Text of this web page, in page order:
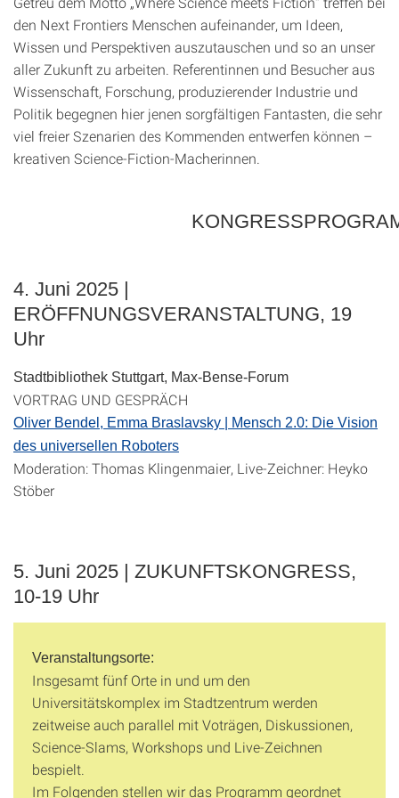
den Next Frontiers Menschen aufeinander, um Ideen,
Wissen und Perspektiven auszutauschen und so an unser
aller Zukunft zu arbeiten. Referentinnen und Besucher aus
Wissenschaft, Forschung, produzierender Industrie und
Politik begegnen hier jenen sorgfältigen Fantasten, die sehr
viel freier Szenarien des Kommenden entwerfen können –
kreativen Science-Fiction-Macherinnen.
4. Juni 2025 |
ERÖFFNUNGSVERANSTALTUNG, 19
Uhr
Stadtbibliothek Stuttgart, Max-Bense-Forum
VORTRAG UND GESPRÄCH
Oliver Bendel, Emma Braslavsky | Mensch 2.0: Die Vision
des universellen Roboters
Moderation: Thomas Klingenmaier, Live-Zeichner: Heyko
Stöber
5. Juni 2025 | ZUKUNFTSKONGRESS,
10-19 Uhr
Veranstaltungsorte:
Insgesamt fünf Orte in und um den
Universitätskomplex im Stadtzentrum werden
zeitweise auch parallel mit Voträgen, Diskussionen,
Science-Slams, Workshops und Live-Zeichnen
bespielt.
Im Folgenden stellen wir das Programm geordnet